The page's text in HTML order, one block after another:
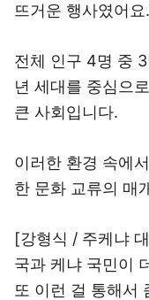
뜨거운 행사였어요
전체 인구 4명 중
년 세대를 중심으
큰 사회입니다.
이러한 환경 속에
한 문화 교류의 매
[강형식 / 주케냐
국과 케냐 국민이
또 이런 걸 통해서